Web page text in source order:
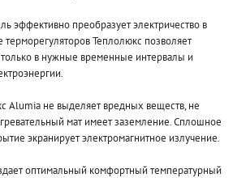
эффективно преобразует электричество в
терморегуляторов Теплолюкс позволяет
в нужные временные интервалы и
Alumia не выделяет вредных веществ, не
мат имеет заземление. Сплошное
экранирует электромагнитное излучение.
оптимальный комфортный температурный